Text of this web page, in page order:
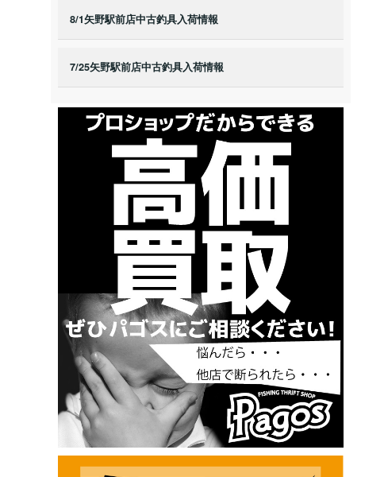
8/1矢野駅前店中古釣具入荷情報
7/25矢野駅前店中古釣具入荷情報